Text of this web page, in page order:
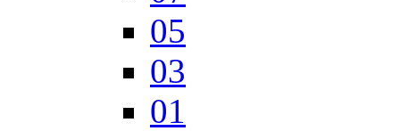
05
03
01